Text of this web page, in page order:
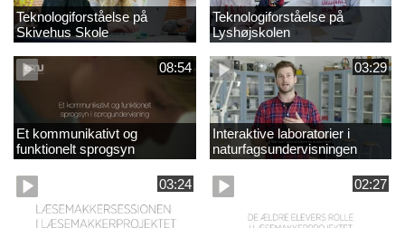
Teknologiforståelse på
Skivehus Skole
Teknologiforståelse på
Lyshøjskolen
08:54
Et kommunikativt og
funktionelt sprogsyn
03:29
Interaktive laboratorier i
naturfagsundervisningen
03:24 02:27